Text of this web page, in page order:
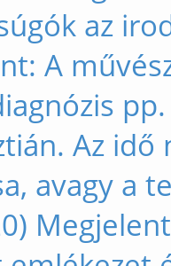
az
A
Az idő
avagy a